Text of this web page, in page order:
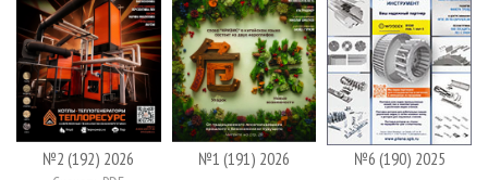
№2 (192) 2026 №1 (191) 2026 №6 (190) 2025